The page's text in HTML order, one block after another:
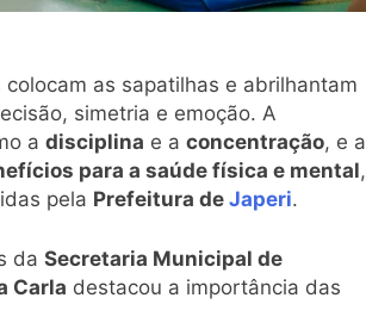
colocam as sapatilhas e abrilhantam
simetria e emoção. A
a disciplina e a concentração, e a
para a saúde física e mental,
pela Prefeitura de Japeri.
da Secretaria Municipal de
Carla destacou a importância das